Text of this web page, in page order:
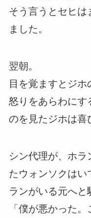
そう言うとセヒは
ました。
翌朝。
目を覚ますとジホ
怒りをあらわにす
のを見たジホは喜
シン代理が、ホラ
たウォンソクはい
ランがいる元へと
「僕が悪かった